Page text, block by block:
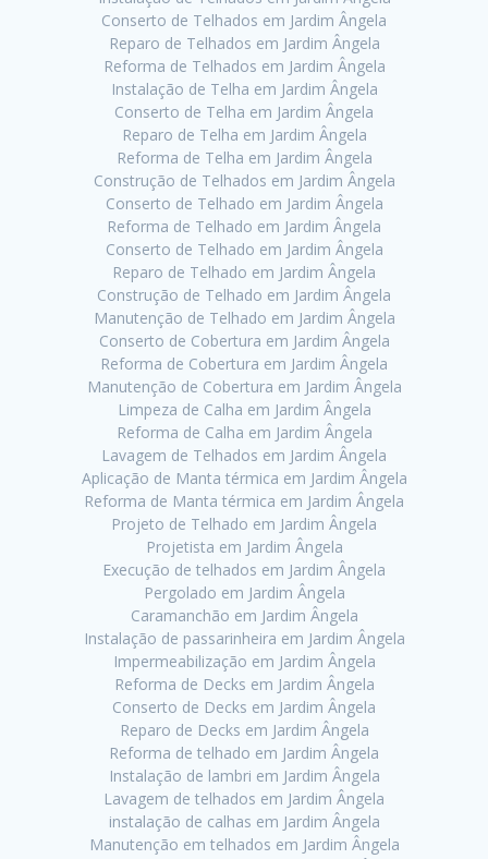
Conserto de Telhados em Jardim Ângela
Reparo de Telhados em Jardim Ângela
Reforma de Telhados em Jardim Ângela
Instalação de Telha em Jardim Ângela
Conserto de Telha em Jardim Ângela
Reparo de Telha em Jardim Ângela
Reforma de Telha em Jardim Ângela
Construção de Telhados em Jardim Ângela
Conserto de Telhado em Jardim Ângela
Reforma de Telhado em Jardim Ângela
Conserto de Telhado em Jardim Ângela
Reparo de Telhado em Jardim Ângela
Construção de Telhado em Jardim Ângela
Manutenção de Telhado em Jardim Ângela
Conserto de Cobertura em Jardim Ângela
Reforma de Cobertura em Jardim Ângela
Manutenção de Cobertura em Jardim Ângela
Limpeza de Calha em Jardim Ângela
Reforma de Calha em Jardim Ângela
Lavagem de Telhados em Jardim Ângela
Aplicação de Manta térmica em Jardim Ângela
Reforma de Manta térmica em Jardim Ângela
Projeto de Telhado em Jardim Ângela
Projetista em Jardim Ângela
Execução de telhados em Jardim Ângela
Pergolado em Jardim Ângela
Caramanchão em Jardim Ângela
Instalação de passarinheira em Jardim Ângela
Impermeabilização em Jardim Ângela
Reforma de Decks em Jardim Ângela
Conserto de Decks em Jardim Ângela
Reparo de Decks em Jardim Ângela
Reforma de telhado em Jardim Ângela
Instalação de lambri em Jardim Ângela
Lavagem de telhados em Jardim Ângela
instalação de calhas em Jardim Ângela
Manutenção em telhados em Jardim Ângela